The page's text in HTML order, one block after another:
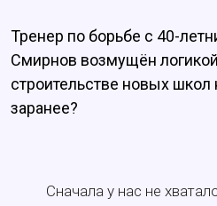
Тренер по борьбе с 40-
Смирнов возмущён
строительстве новых
заранее?
Сначала у нас не